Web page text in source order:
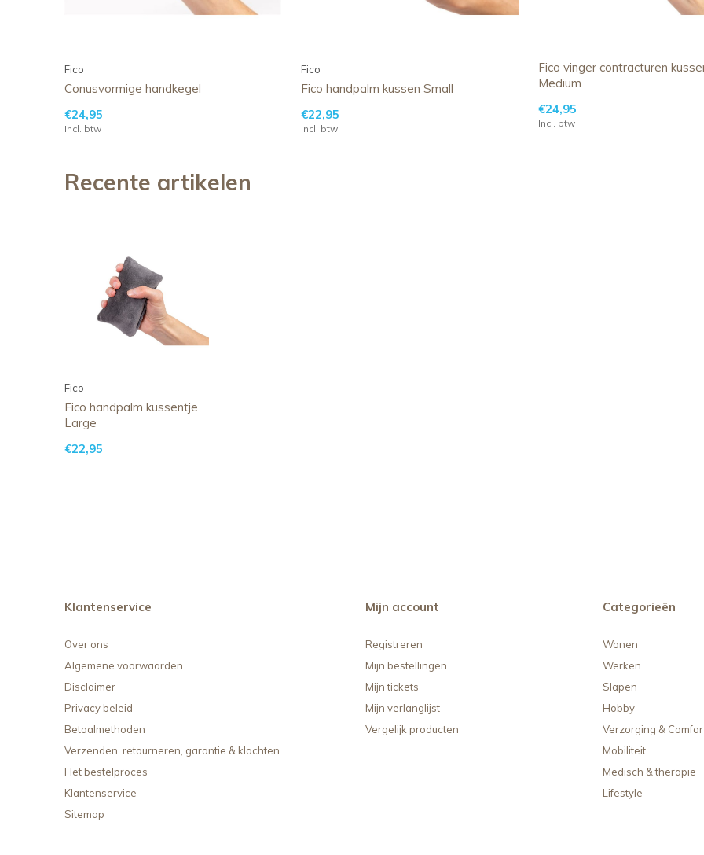
Fico
Conusvormige handkegel
€24,95
Incl. btw
Fico
Fico handpalm kussen Small
€22,95
Incl. btw
Fico vinger contracturen
Medium
€24,95
Incl. btw
Recente artikelen
Fico
Fico handpalm kussentje
Large
€22,95
Klantenservice
Over ons
Algemene voorwaarden
Disclaimer
Privacy beleid
Betaalmethoden
Verzenden, retourneren, garantie & klachten
Het bestelproces
Klantenservice
Sitemap
Mijn account
Registreren
Mijn bestellingen
Mijn tickets
Mijn verlanglijst
Vergelijk producten
Categorieën
Wonen
Werken
Slapen
Hobby
Verzorging &
Mobiliteit
Medisch & therapie
Lifestyle